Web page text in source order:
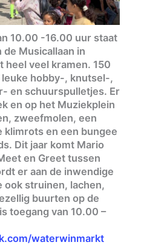
10.00 -16.00 uur staat
Musicallaan in
heel veel kramen. 150
hobby-, knutsel-,
en schuurspulletjes. Er
en op het Muziekplein
zweefmolen, een
en een bungee
Dit jaar komt Mario
en Greet tussen
er aan de inwendige
ook struinen, lachen,
buurten op de
toegang van 10.00 –
waterwinmarkt